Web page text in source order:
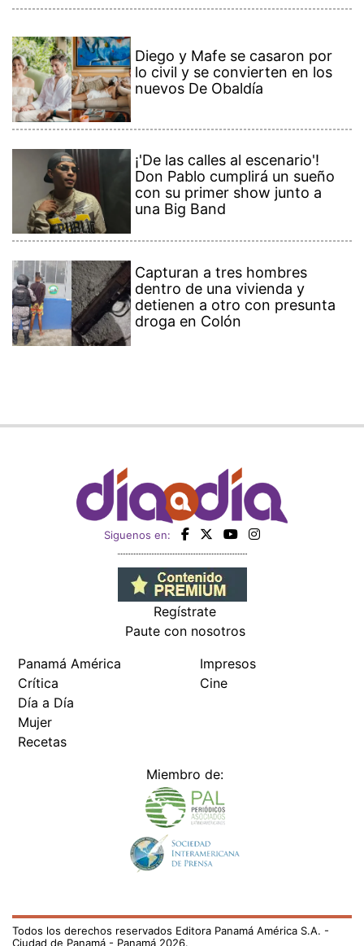
Diego y Mafe se casaron por
lo civil y se convierten en los
nuevos De Obaldía
¡'De las calles al escenario'!
Don Pablo cumplirá un sueño
con su primer show junto a
una Big Band
Capturan a tres hombres
dentro de una vivienda y
detienen a otro con presunta
droga en Colón
Siguenos en:
Regístrate
Paute con nosotros
Panamá América
Crítica
Día a Día
Mujer
Recetas
Impresos
Cine
Miembro de:
Todos los derechos reservados Editora Panamá América S.A. -
Ciudad de Panamá - Panamá 2026.